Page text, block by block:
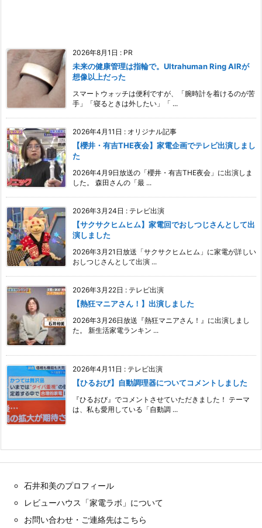
2026年8月1日 : PR
未来の健康管理は指輪で。Ultrahuman Ring AIRが
想像以上だった
スマートウォッチは便利ですが、「腕時計を着けるのが苦
手」「寝るときは外したい」「 ...
2026年4月11日 : オリジナル記事
【櫻井・有吉THE夜会】家電企画でテレビ出演しまし
た
2026年4月9日放送の「櫻井・有吉THE夜会」に出演しま
した。 森田さんの「最 ...
2026年3月24日 : テレビ出演
【サクサクヒムヒム】家電回でおしつじさんとして出
演しました
2026年3月21日放送「サクサクヒムヒム」に家電が詳しい
おしつじさんとして出演 ...
2026年3月22日 : テレビ出演
【熱狂マニアさん！】出演しました
2026年3月26日放送『熱狂マニアさん！』に出演しまし
た。 新生活家電ランキン ...
2026年4月11日 : テレビ出演
【ひるおび】自動調理器についてコメントしました
『ひるおび』でコメントさせていただきました！ テーマ
は、私も愛用している「自動調 ...
石井和美のプロフィール
レビューハウス「家電ラボ」について
お問い合わせ・ご連絡先はこちら